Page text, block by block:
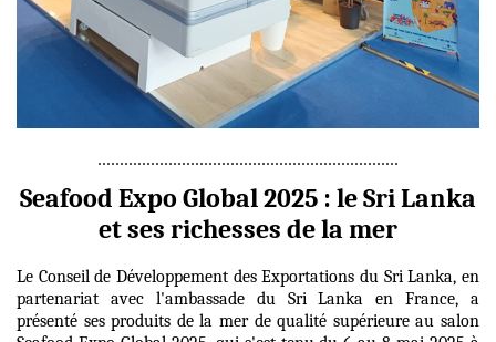
....................................................................
Seafood Expo Global 2025 : le Sri Lanka
et ses richesses de la mer
Le Conseil de Développement des Exportations du Sri Lanka, en
partenariat avec l'ambassade du Sri Lanka en France, a
présenté ses produits de la mer de qualité supérieure au salon